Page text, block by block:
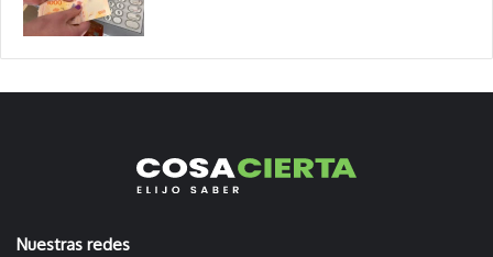
Nuestras redes